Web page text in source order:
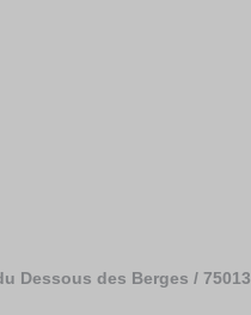
Dessous des Berges / 75013